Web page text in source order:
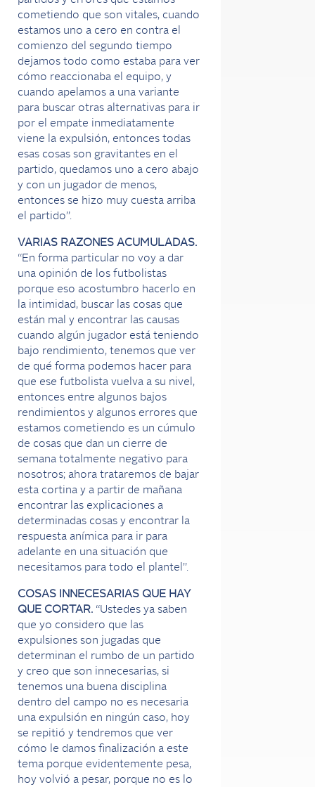
cometiendo que son vitales, cuando
estamos uno a cero en contra el
comienzo del segundo tiempo
dejamos todo como estaba para ver
cómo reaccionaba el equipo, y
cuando apelamos a una variante
para buscar otras alternativas para ir
por el empate inmediatamente
viene la expulsión, entonces todas
esas cosas son gravitantes en el
partido, quedamos uno a cero abajo
y con un jugador de menos,
entonces se hizo muy cuesta arriba
el partido”.
VARIAS RAZONES ACUMULADAS.
“En forma particular no voy a dar
una opinión de los futbolistas
porque eso acostumbro hacerlo en
la intimidad, buscar las cosas que
están mal y encontrar las causas
cuando algún jugador está teniendo
bajo rendimiento, tenemos que ver
de qué forma podemos hacer para
que ese futbolista vuelva a su nivel,
entonces entre algunos bajos
rendimientos y algunos errores que
estamos cometiendo es un cúmulo
de cosas que dan un cierre de
semana totalmente negativo para
nosotros; ahora trataremos de bajar
esta cortina y a partir de mañana
encontrar las explicaciones a
determinadas cosas y encontrar la
respuesta anímica para ir para
adelante en una situación que
necesitamos para todo el plantel”.
COSAS INNECESARIAS QUE HAY
QUE CORTAR. “Ustedes ya saben
que yo considero que las
expulsiones son jugadas que
determinan el rumbo de un partido
y creo que son innecesarias, si
tenemos una buena disciplina
dentro del campo no es necesaria
una expulsión en ningún caso, hoy
se repitió y tendremos que ver
cómo le damos finalización a este
tema porque evidentemente pesa,
hoy volvió a pesar, porque no es lo